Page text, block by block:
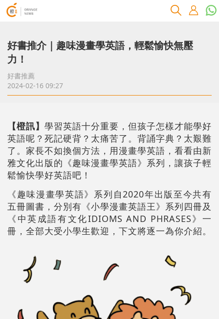
好書推介｜趣味漫畫學英語，輕鬆愉快無壓
力！
好書推薦
2024-02-16 09:27
【橙訊】 學習英語十分重要，但孩子怎樣才能學好
英語呢？死記硬背？太痛苦了。背誦字典？太艱難
了。家長不如換個方法，用漫畫學英語，看看由新
雅文化出版的《趣味漫畫學英語》系列，讓孩子輕
鬆愉快學好英語吧！
《趣味漫畫學英語》系列自2020年出版至今共有
五冊圖書，分別有《小學漫畫英語王》系列四冊及
《中英成語有文化IDIOMS AND PHRASES》一
冊，全部大受小學生歡迎，下文將逐一為你介紹。